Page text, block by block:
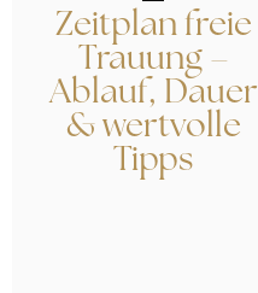
Zeitplan freie
Trauung –
Ablauf, Dauer
& wertvolle
Tipps